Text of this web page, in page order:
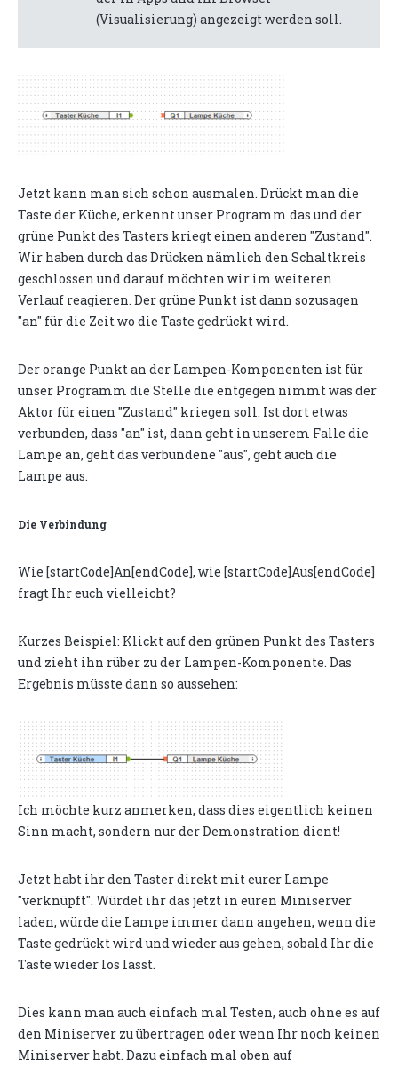
(Visualisierung) angezeigt werden soll.
Jetzt kann man sich schon ausmalen. Drückt man die
Taste der Küche, erkennt unser Programm das und der
grüne Punkt des Tasters kriegt einen anderen "Zustand".
Wir haben durch das Drücken nämlich den Schaltkreis
geschlossen und darauf möchten wir im weiteren
Verlauf reagieren. Der grüne Punkt ist dann sozusagen
"an" für die Zeit wo die Taste gedrückt wird.
Der orange Punkt an der Lampen-Komponenten ist für
unser Programm die Stelle die entgegen nimmt was der
Aktor für einen "Zustand" kriegen soll. Ist dort etwas
verbunden, dass "an" ist, dann geht in unserem Falle die
Lampe an, geht das verbundene "aus", geht auch die
Lampe aus.
Die Verbindung
Wie [startCode]An[endCode], wie [startCode]Aus[endCode]
fragt Ihr euch vielleicht?
Kurzes Beispiel: Klickt auf den grünen Punkt des Tasters
und zieht ihn rüber zu der Lampen-Komponente. Das
Ergebnis müsste dann so aussehen:
Ich möchte kurz anmerken, dass dies eigentlich keinen
Sinn macht, sondern nur der Demonstration dient!
Jetzt habt ihr den Taster direkt mit eurer Lampe
"verknüpft". Würdet ihr das jetzt in euren Miniserver
laden, würde die Lampe immer dann angehen, wenn die
Taste gedrückt wird und wieder aus gehen, sobald Ihr die
Taste wieder los lasst.
Dies kann man auch einfach mal Testen, auch ohne es auf
den Miniserver zu übertragen oder wenn Ihr noch keinen
Miniserver habt. Dazu einfach mal oben auf